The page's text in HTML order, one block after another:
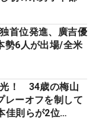
首位発進、廣吉優
6人が出場/全米
！ 34歳の梅山
レーオフを制して
則らが2位